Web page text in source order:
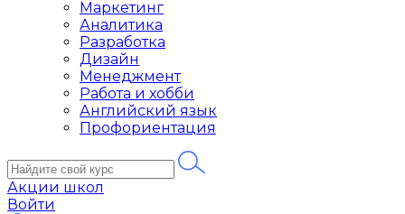
Маркетинг
Аналитика
Разработка
Дизайн
Менеджмент
Работа и хобби
Английский язык
Профориентация
Акции школ
Войти